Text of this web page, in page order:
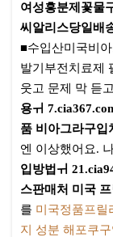
여성흥분제꽃물
씨알리스당일배
■수입산미국비
발기부전치료제
웃고 문제 막 듣
용ㅟ
품 비아그라구입
엔 이상했어요.
입방법ㅟ
스판매처 미국
를 미국정품프릴
지 성분 해포쿠